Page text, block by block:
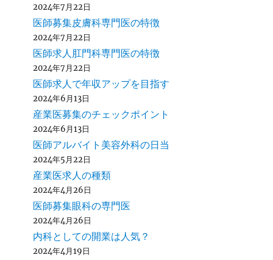
2024年7月22日
医師募集皮膚科専門医の特徴
2024年7月22日
医師求人肛門科専門医の特徴
2024年7月22日
医師求人で年収アップを目指す
2024年6月13日
産業医募集のチェックポイント
2024年6月13日
医師アルバイト美容外科の日当
2024年5月22日
産業医求人の種類
2024年4月26日
医師募集眼科の専門医
2024年4月26日
内科としての開業は人気？
2024年4月19日